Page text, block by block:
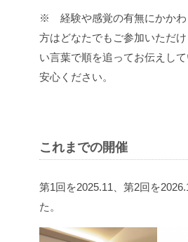
※ 経験や感覚の有無にかかわ
方はどなたでもご参加いただ
い言葉で順を追ってお伝えし
安心ください。
これまでの開催
第1回を2025.11、第2回を
た。